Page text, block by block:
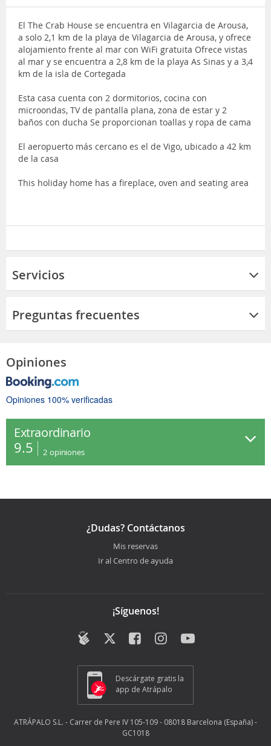
El The Crab House se encuentra en Vilagarcia de Arousa,
a solo 2,1 km de la playa de Vilagarcia de Arousa, y ofrece
alojamiento frente al mar con WiFi gratuita Ofrece vistas
al mar y se encuentra a 2,8 km de la playa As Sinas y a 3,4
km de la isla de Cortegada
Esta casa cuenta con 2 dormitorios, cocina con
microondas, TV de pantalla plana, zona de estar y 2
baños con ducha Se proporcionan toallas y ropa de cama
El aeropuerto más cercano es el de Vigo, ubicado a 42 km
de la casa
This holiday home has a fireplace, oven and seating area
Servicios
Preguntas frecuentes
Opiniones
Opiniones 100% verificadas
Extraordinario
9.5 2 opiniones
¿Dudas? Contáctanos
Mis reservas
Ir al Centro de ayuda
¡Síguenos!
Descárgate gratis la
app de Atrápalo
ATRÁPALO S.L. - Carrer de Pere IV 105-109 - 08018 Barcelona (España) -
GC1018